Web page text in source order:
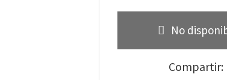
No
Compartir: